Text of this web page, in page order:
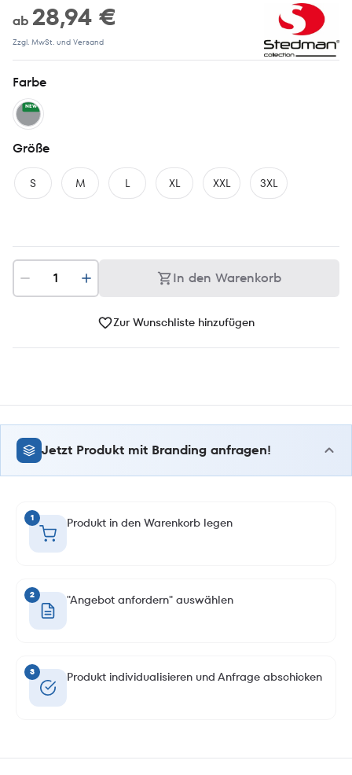
ab 28,94 €
Zzgl. MwSt. und Versand
Farbe
NEW
Größe
S M L XL XXL 3XL
In den Warenkorb
Zur Wunschliste hinzufügen
Jetzt Produkt mit Branding anfragen!
1 Produkt in den Warenkorb legen
2 "Angebot anfordern" auswählen
3 Produkt individualisieren und Anfrage abschicken